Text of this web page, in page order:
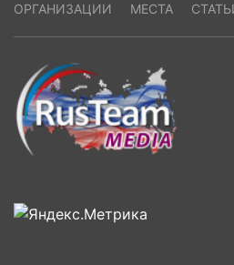
ОРГАНИЗАЦИИ
МЕСТА